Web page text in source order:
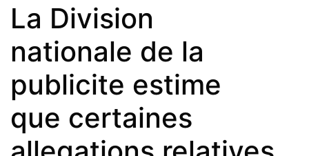
La Division
nationale de la
publicite estime
que certaines